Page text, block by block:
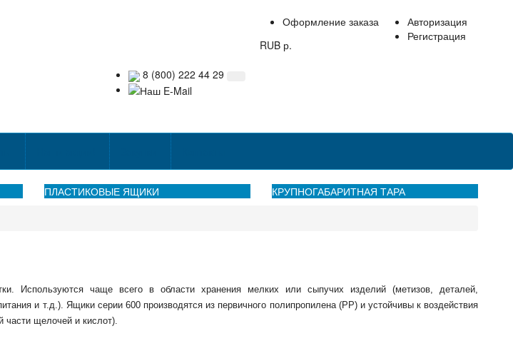
Авторизация
Регистрация
Оформление заказа
RUB р.
8 (800) 222 44 29
ПЛАСТИКОВЫЕ ЯЩИКИ
КРУПНОГАБАРИТНАЯ ТАРА
Используются чаще всего в области хранения мелких или сыпучих изделий (метизов, деталей,
и т.д.). Ящики серии 600 производятся из первичного полипропилена (РР) и устойчивы к воздействия
части щелочей и кислот).